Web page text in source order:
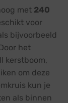
met 240
voor
bijvoorbeeld
het
kerstboom,
om deze
kun je
als binnen